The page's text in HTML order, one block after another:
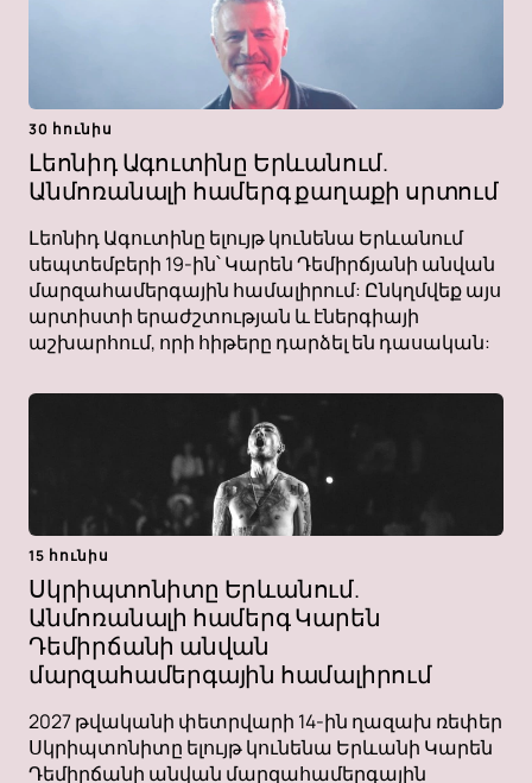
30 հունիս
Լեոնիդ Ագուտինը Երևանում.
Անմոռանալի համերգ քաղաքի սրտում
Լեոնիդ Ագուտինը ելույթ կունենա Երևանում
սեպտեմբերի 19-ին՝ Կարեն Դեմիրճյանի անվան
մարզահամերգային համալիրում: Ընկղմվեք այս
արտիստի երաժշտության և էներգիայի
աշխարհում, որի հիթերը դարձել են դասական:
15 հունիս
Սկրիպտոնիտը Երևանում.
Անմոռանալի համերգ Կարեն
Դեմիրճանի անվան
մարզահամերգային համալիրում
2027 թվականի փետրվարի 14-ին ղազախ ռեփեր
Սկրիպտոնիտը ելույթ կունենա Երևանի Կարեն
Դեմիրճանի անվան մարզահամերգային